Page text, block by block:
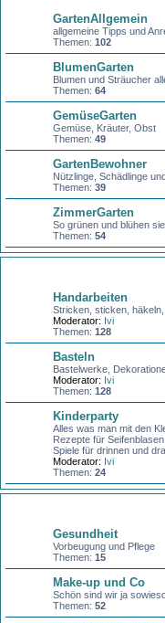
GartenAllgemein
allgemeine Tipps und
Themen: 102
BlumenGarten
Blumen und Sträucher
Themen: 64
GemüseGarten
Gemüse, Kräuter, Obst
Themen: 49
GartenBewohner
Nützlinge, Schädlinge
Themen: 39
ZimmerGarten
So grünen und blühen
Themen: 54
Handarbeiten
Stricken, sticken, häkeln,
Moderator: Ivi
Themen: 128
Basteln
Bastelwerke,
Moderator: Ivi
Themen: 128
Kinderparty
Alles was man mit den
Rezepte für
Spiele für drinnen und
Moderator: Ivi
Themen: 24
Gesundheit
Vorbeugung und Pflege
Themen: 15
Make-up und Co
Schön sind wir ja
Themen: 52